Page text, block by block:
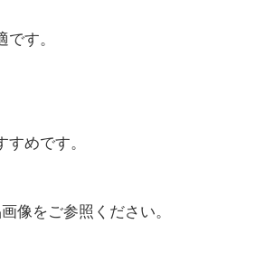
す。
めです。
像をご参照ください。